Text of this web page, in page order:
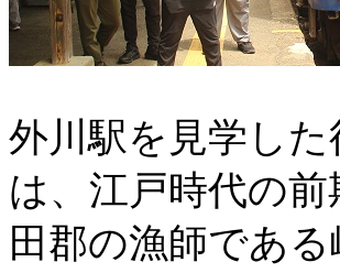
外川駅を見学し
は、江戸時代の
田郡の漁師であ